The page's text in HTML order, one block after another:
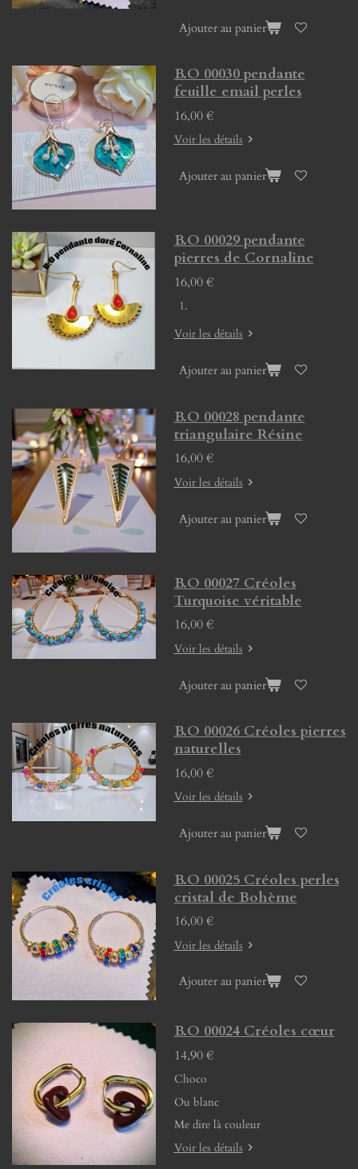
Ajouter au panier
B.O 00030 pendante
feuille email perles
16,00 €
Voir les détails
Ajouter au panier
B.O 00029 pendante
pierres de Cornaline
16,00 €
Voir les détails
Ajouter au panier
B.O 00028 pendante
triangulaire Résine
16,00 €
Voir les détails
Ajouter au panier
B.O 00027 Créoles
Turquoise véritable
16,00 €
Voir les détails
Ajouter au panier
B.O 00026 Créoles pierres
naturelles
16,00 €
Voir les détails
Ajouter au panier
B.O 00025 Créoles perles
cristal de Bohème
16,00 €
Voir les détails
Ajouter au panier
B.O 00024 Créoles cœur
14,90 €
Choco
Ou blanc
Me dire là couleur
Voir les détails